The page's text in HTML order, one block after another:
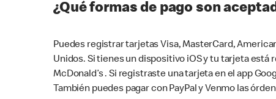
¿Qué formas de pago son
Puedes registrar tarjetas Visa, MasterCard,
Unidos. Si tienes un dispositivo iOS y tu tarjeta
McDonald’s . Si registraste una tarjeta en el app
También puedes pagar con PayPal y Venmo las